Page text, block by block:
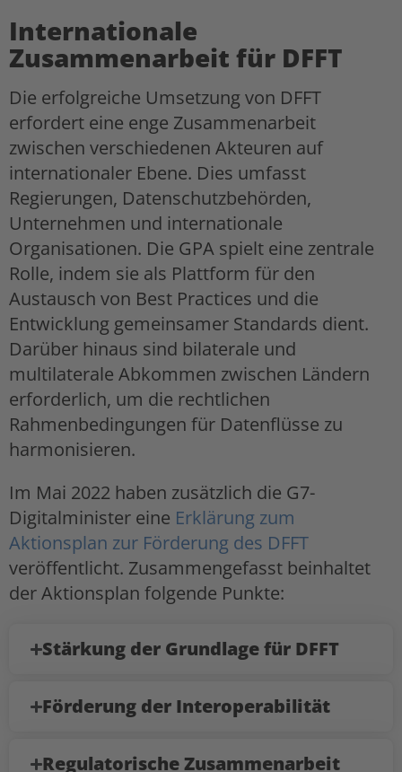
Internationale
Zusammenarbeit für DFFT
Die erfolgreiche Umsetzung von DFFT
erfordert eine enge Zusammenarbeit
zwischen verschiedenen Akteuren auf
internationaler Ebene. Dies umfasst
Regierungen, Datenschutzbehörden,
Unternehmen und internationale
Organisationen. Die GPA spielt eine zentrale
Rolle, indem sie als Plattform für den
Austausch von Best Practices und die
Entwicklung gemeinsamer Standards dient.
Darüber hinaus sind bilaterale und
multilaterale Abkommen zwischen Ländern
erforderlich, um die rechtlichen
Rahmenbedingungen für Datenflüsse zu
harmonisieren.
Im Mai 2022 haben zusätzlich die G7-
Digitalminister eine Erklärung zum
Aktionsplan zur Förderung des DFFT
veröffentlicht. Zusammengefasst beinhaltet
der Aktionsplan folgende Punkte:
Stärkung der Grundlage für DFFT
Förderung der Interoperabilität
Regulatorische Zusammenarbeit